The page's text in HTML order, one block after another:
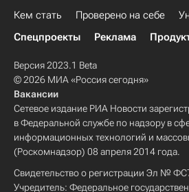
Кем стать Проверено на себе
Спецпроекты
Реклама
Версия 2023.1 Beta
© 2026 МИА «Россия сегодня»
Вакансии
Сетевое издание РИА Новости
в Федеральной службе по надзору в
информационных технологий и
(Роскомнадзор) 08 апреля 2014 года.
Свидетельство о регистрации Эл №
Учредитель: Федеральное